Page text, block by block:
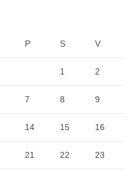
P S V
1 2
7 8 9
14 15 16
21 22 23